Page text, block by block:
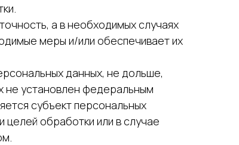
а в необходимых случаях
меры и/или обеспечивает их
данных, не дольше,
не установлен федеральным
субъект персональных
обработки или в случае